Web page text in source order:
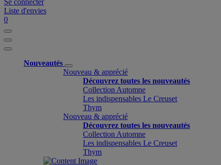
Se connecter
Liste d'envies
0
Nouveautés
Nouveau & apprécié
Découvrez toutes les nouveautés
Collection Automne
Les indispensables Le Creuset
Thym
Nouveau & apprécié
Découvrez toutes les nouveautés
Collection Automne
Les indispensables Le Creuset
Thym